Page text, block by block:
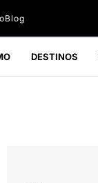
Blog
DESTINOS